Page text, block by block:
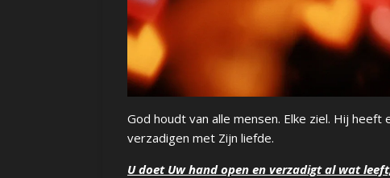
God houdt van alle mensen. Elke ziel. Hij
verzadigen met Zijn liefde.
U doet Uw hand open en verzadigt al wat